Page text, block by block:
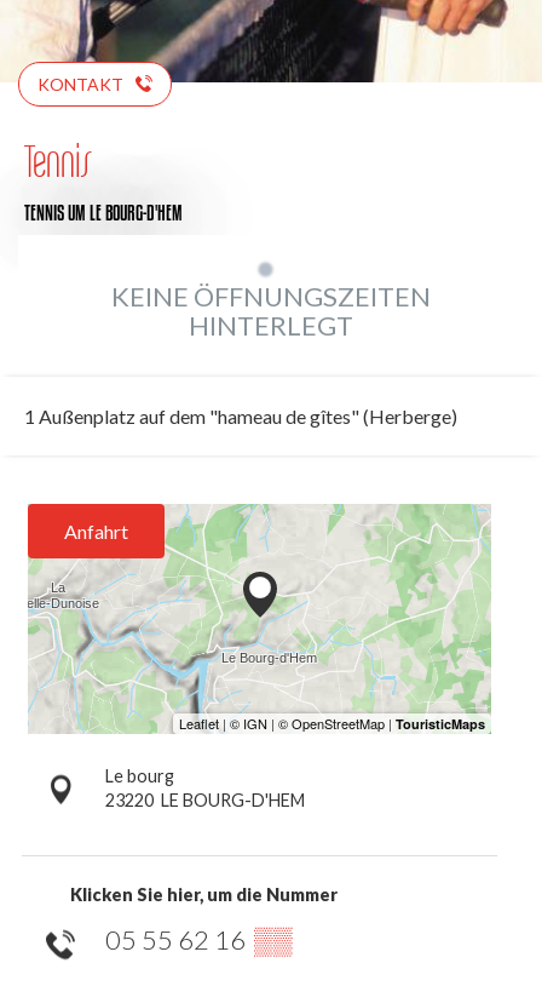
KONTAKT
Tennis
TENNISUM LE BOURG-D'HEM
KEINE ÖFFNUNGSZEITEN
HINTERLEGT
1 Außenplatz auf dem "hameau de gîtes" (Herberge)
Anfahrt
Le bourg
23220 LE BOURG-D'HEM
Klicken Sie hier, um die Nummer
05 55 62 16 ▒▒